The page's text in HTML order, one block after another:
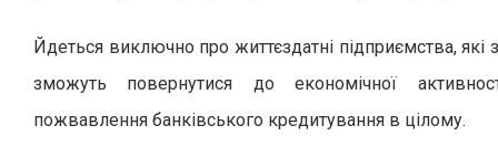
Йдеться виключно про життєздатні підприємства, які
зможуть повернутися до економічної
пожвавлення банківського кредитування в цілому.